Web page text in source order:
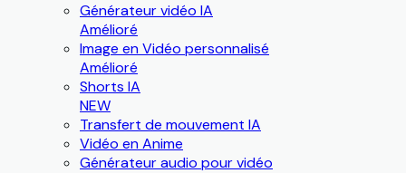
Générateur vidéo IA
Amélioré
Image en Vidéo personnalisé
Amélioré
Shorts IA
NEW
Transfert de mouvement IA
Vidéo en Anime
Générateur audio pour vidéo